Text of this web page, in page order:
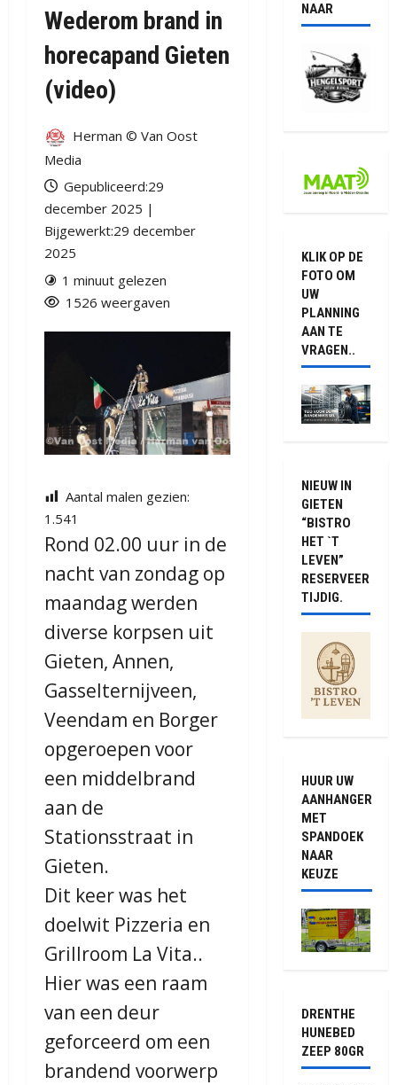
Wederom brand in
horecapand Gieten
(video)
Herman © Van Oost
Media
Gepubliceerd:29
december 2025 |
Bijgewerkt:29 december
2025
1 minuut gelezen
1526 weergaven
Aantal malen gezien:
1.541
Rond 02.00 uur in de
nacht van zondag op
maandag werden
diverse korpsen uit
Gieten, Annen,
Gasselternijveen,
Veendam en Borger
opgeroepen voor
een middelbrand
aan de
Stationsstraat in
Gieten.
Dit keer was het
doelwit Pizzeria en
Grillroom La Vita..
Hier was een raam
van een deur
geforceerd om een
brandend voorwerp
NAAR
KLIK OP DE
FOTO OM
UW
PLANNING
AAN TE
VRAGEN..
NIEUW IN
GIETEN
“BISTRO
HET `T
LEVEN”
RESERVEER
TIJDIG.
HUUR UW
AANHANGER
MET
SPANDOEK
NAAR
KEUZE
DRENTHE
HUNEBED
ZEEP 80GR